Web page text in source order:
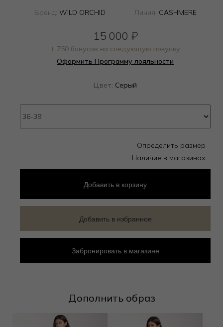
Дополнить образ
Бренд: WILD ORCHID Линия: CASHMERE
15 000 ₽
+ 750 бонусов на следующую покупку
Оформить Программу лояльности
Цвет: Серый
Определить размер
Наличие в магазинах
Добавить в корзину
Добавить в избранное
Забронировать в магазине